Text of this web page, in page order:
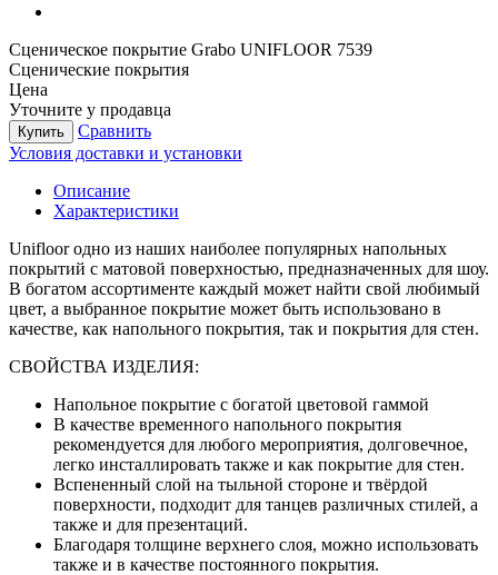
Сценическое покрытие Grabo UNIFLOOR 7539
Сценические покрытия
Цена
Уточните у продавца
Купить
Сравнить
Условия доставки и установки
Описание
Характеристики
Unifloor одно из наших наиболее популярных напольных
покрытий с матовой поверхностью, предназначенных для шоу.
В богатом ассортименте каждый может найти свой любимый
цвет, а выбранное покрытие может быть использовано в
качестве, как напольного покрытия, так и покрытия для стен.
СВОЙСТВА ИЗДЕЛИЯ:
Напольное покрытие с богатой цветовой гаммой
В качестве временного напольного покрытия
рекомендуется для любого мероприятия, долговечное,
легко инсталлировать также и как покрытие для стен.
Вспененный слой на тыльной стороне и твёрдой
поверхности, подходит для танцев различных стилей, а
также и для презентаций.
Благодаря толщине верхнего слоя, можно использовать
также и в качестве постоянного покрытия.